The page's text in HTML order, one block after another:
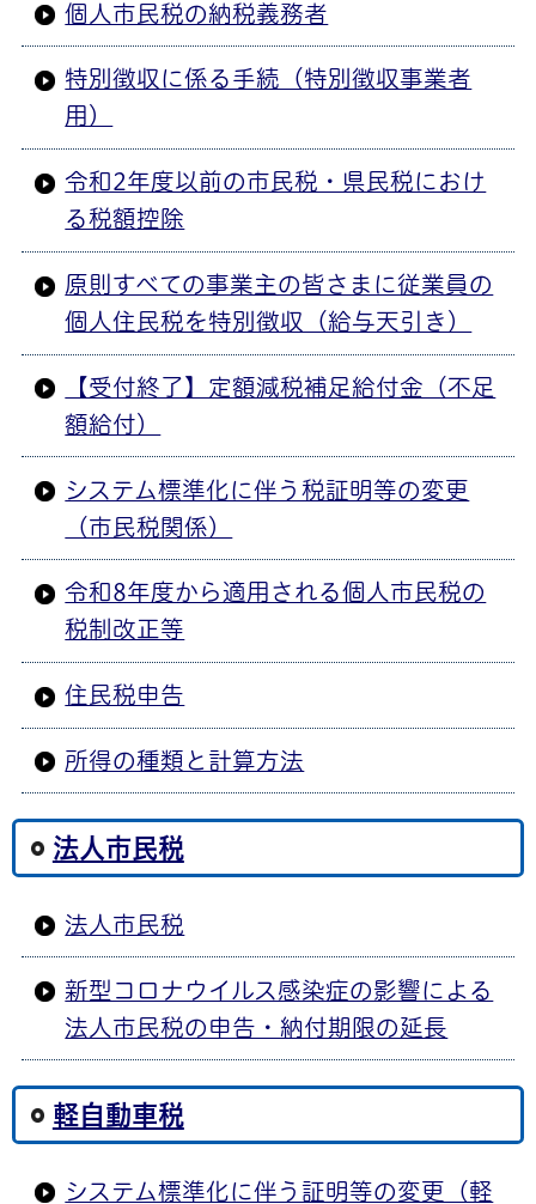
個人市民税の納税義務者
特別徴収に係る手続（特別徴収事業者
用）
令和2年度以前の市民税・県民税におけ
る税額控除
原則すべての事業主の皆さまに従業員の
個人住民税を特別徴収（給与天引き）
【受付終了】定額減税補足給付金（不足
額給付）
システム標準化に伴う税証明等の変更
（市民税関係）
令和8年度から適用される個人市民税の
税制改正等
住民税申告
所得の種類と計算方法
法人市民税
法人市民税
新型コロナウイルス感染症の影響による
法人市民税の申告・納付期限の延長
軽自動車税
システム標準化に伴う証明等の変更（軽